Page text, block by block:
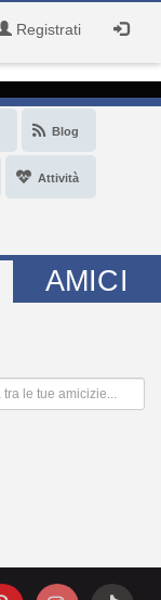
Registrati
Blog
Attività
AMICI